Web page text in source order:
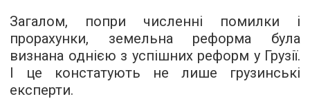
Загалом, попри численні помилки і
прорахунки, земельна реформа була
визнана однією з успішних реформ у Грузії.
І це констатують не лише грузинські
експерти.